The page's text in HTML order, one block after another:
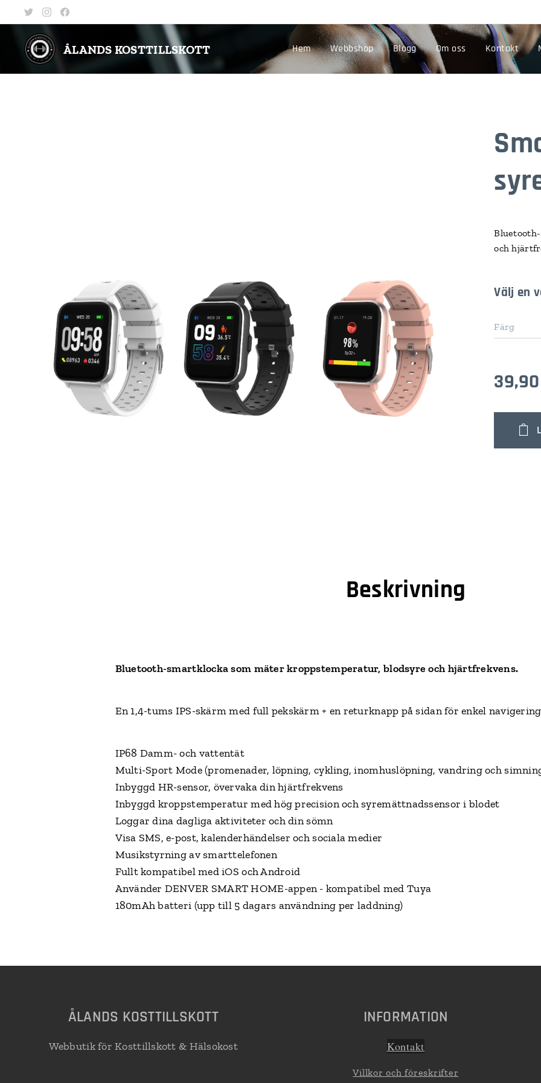
ÅLANDS KOSTTILLSKOTT Hem Webbshop Blogg Om oss Kontakt
och
Välj en
Färg
39,90
Beskrivning
Bluetooth-smartklocka som mäter kroppstemperatur, blodsyre och hjärtfrekvens.
En 1,4-tums IPS-skärm med full pekskärm + en returknapp på sidan för enkel
IP68 Damm- och vattentät
Multi-Sport Mode (promenader, löpning, cykling, inomhuslöpning, vandring och
Inbyggd HR-sensor, övervaka din hjärtfrekvens
Inbyggd kroppstemperatur med hög precision och syremättnadssensor i blodet
Loggar dina dagliga aktiviteter och din sömn
Visa SMS, e-post, kalenderhändelser och sociala medier
Musikstyrning av smarttelefonen
Fullt kompatibel med iOS och Android
Använder DENVER SMART HOME-appen - kompatibel med Tuya
180mAh batteri (upp till 5 dagars användning per laddning)
ÅLANDS KOSTTILLSKOTT
Webbutik för Kosttillskott & Hälsokost
INFORMATION
Kontakt
Villkor och föreskrifter